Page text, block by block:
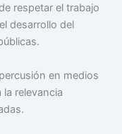
respetar el trabajo
desarrollo del
en medios
relevancia